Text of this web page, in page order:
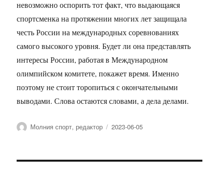
невозможно оспорить тот факт, что выдающаяся
спортсменка на протяжении многих лет защищала
честь России на международных соревнованиях
самого высокого уровня. Будет ли она представлять
интересы России, работая в Международном
олимпийском комитете, покажет время. Именно
поэтому не стоит торопиться с окончательными
выводами. Слова остаются словами, а дела делами.
Автор
Молния спорт, редактор Опубликовано
2023-06-05